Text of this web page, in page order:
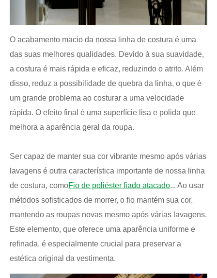
O acabamento macio da nossa linha de costura é uma
das suas melhores qualidades. Devido à sua suavidade,
a costura é mais rápida e eficaz, reduzindo o atrito. Além
disso, reduz a possibilidade de quebra da linha, o que é
um grande problema ao costurar a uma velocidade
rápida. O efeito final é uma superfície lisa e polida que
melhora a aparência geral da roupa.
Ser capaz de manter sua cor vibrante mesmo após várias
lavagens é outra característica importante de nossa linha
de costura, comoFio de poliéster fiado atacado... Ao usar
métodos sofisticados de morrer, o fio mantém sua cor,
mantendo as roupas novas mesmo após várias lavagens.
Este elemento, que oferece uma aparência uniforme e
refinada, é especialmente crucial para preservar a
estética original da vestimenta.